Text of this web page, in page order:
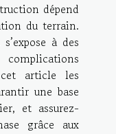
dépend
du terrain.
à des
cet article les
une base
et assurez-
grâce aux